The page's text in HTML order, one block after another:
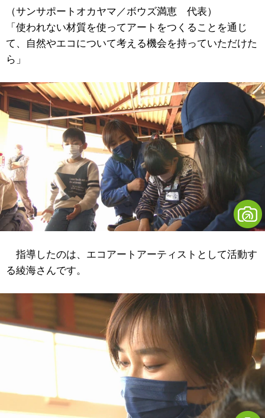
（サンサポートオカヤマ／ボウズ満恵 代表）
「使われない材質を使ってアートをつくることを通じ
て、自然やエコについて考える機会を持っていただけた
ら」
指導したのは、エコアートアーティストとして活動す
る綾海さんです。